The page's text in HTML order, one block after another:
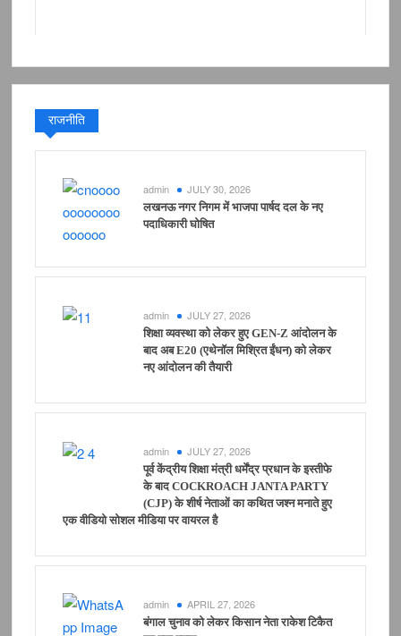
राजनीति
admin JULY 30, 2026
लखनऊ नगर निगम में भाजपा पार्षद दल के नए
पदाधिकारी घोषित
admin JULY 27, 2026
शिक्षा व्यवस्था को लेकर हुए GEN-Z आंदोलन के
बाद अब E20 (एथेनॉल मिश्रित ईंधन) को लेकर
नए आंदोलन की तैयारी
admin JULY 27, 2026
पूर्व केंद्रीय शिक्षा मंत्री धर्मेंद्र प्रधान के इस्तीफे
के बाद COCKROACH JANTA PARTY
(CJP) के शीर्ष नेताओं का कथित जश्न मनाते हुए
एक वीडियो सोशल मीडिया पर वायरल है
admin APRIL 27, 2026
बंगाल चुनाव को लेकर किसान नेता राकेश टिकैत